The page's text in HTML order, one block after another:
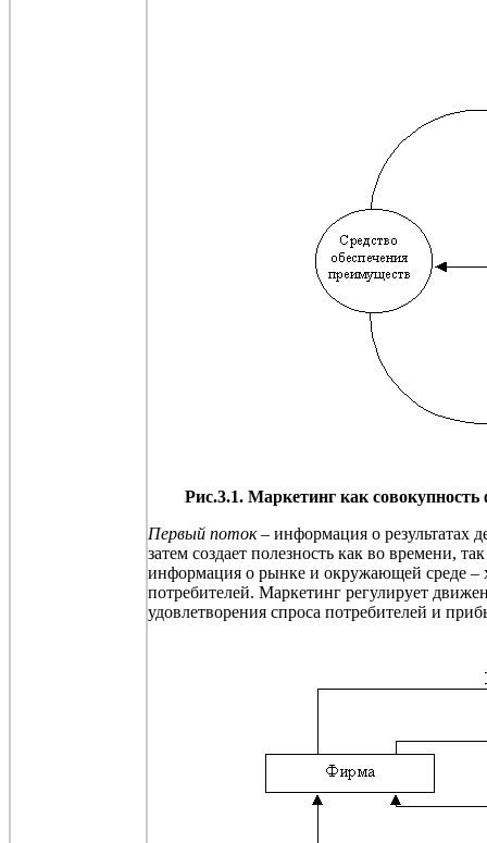
Рис.3.1. Маркетинг как
Первый поток – информация о результатах
затем создает полезность как во времени,
информация о рынке и окружающей среде –
потребителей. Маркетинг регулирует
удовлетворения спроса потребителей и